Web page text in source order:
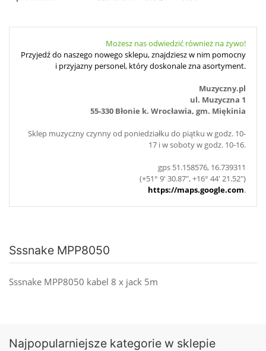
Możesz nas odwiedzić również na żywo!
Przyjedź do naszego nowego sklepu, znajdziesz w nim pomocny
i przyjazny personel, który doskonale zna asortyment.
Muzyczny.pl
ul. Muzyczna 1
55-330 Błonie k. Wrocławia, gm. Miękinia
Sklep muzyczny czynny od poniedziałku do piątku w godz. 10-
17 i w soboty w godz. 10-16.
gps 51.158576, 16.739311
(+51° 9' 30.87", +16° 44' 21.52")
https://maps.google.com.
Sssnake MPP8050
Sssnake MPP8050 kabel 8 x jack 5m
Najpopularniejsze kategorie w sklepie